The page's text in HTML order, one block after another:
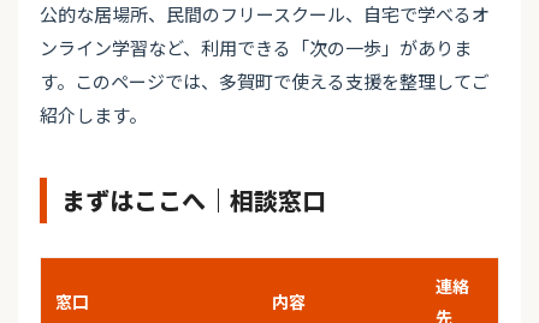
公的な居場所、民間のフリースクール、自宅で学べるオ
ンライン学習など、利用できる「次の一歩」がありま
す。このページでは、多賀町で使える支援を整理してご
紹介します。
まずはここへ｜相談窓口
窓口 内容
連絡
先